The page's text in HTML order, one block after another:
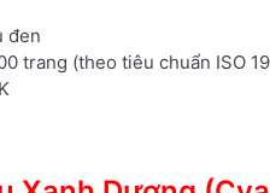
đen
trang (theo tiêu chuẩn ISO